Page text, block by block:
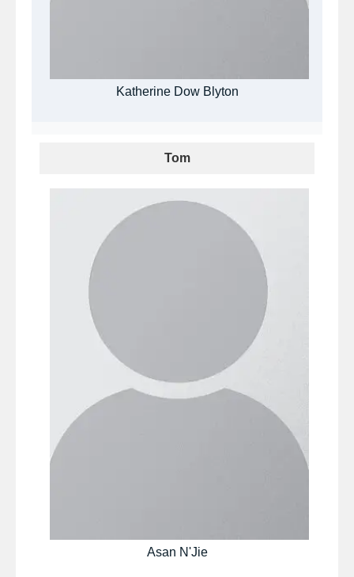
Katherine Dow Blyton
Tom
Asan N'Jie